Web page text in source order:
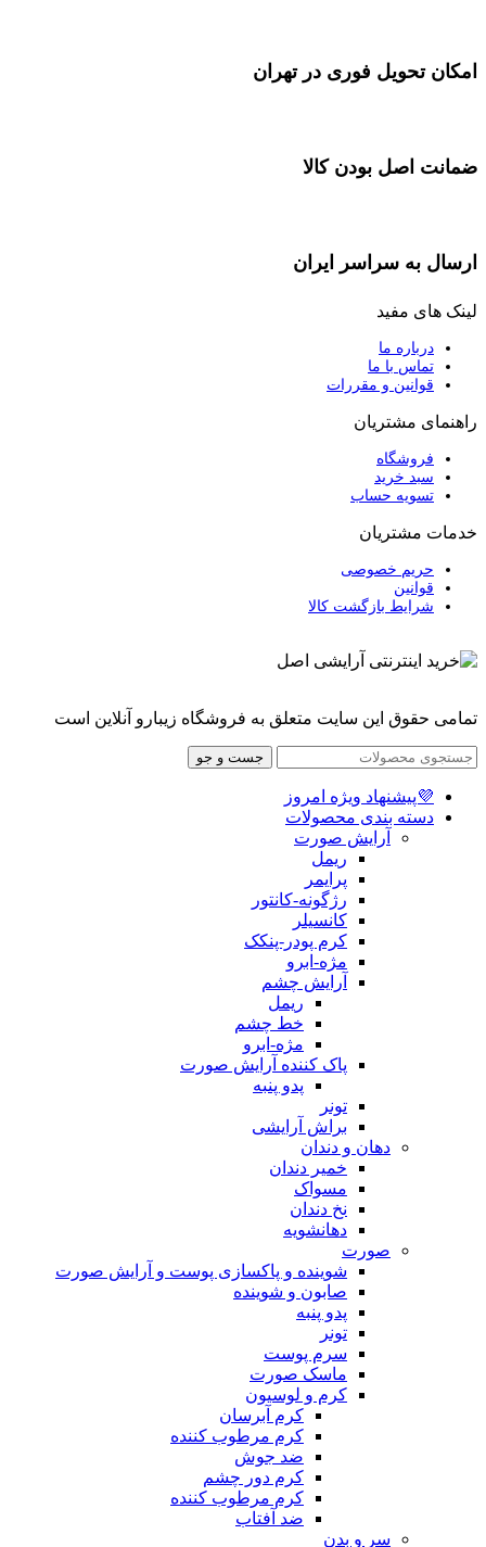
امکان تحویل فوری در تهران
ضمانت اصل بودن کالا
ارسال به سراسر ایران
لینک های مفید
درباره ما
تماس با ما
قوانین و مقررات
راهنمای مشتریان
فروشگاه
سبد خرید
تسویه حساب
خدمات مشتریان
حریم خصوصی
قوانین
شرایط بازگشت کالا
تمامی حقوق این سایت متعلق به فروشگاه زیبارو آنلاین است
جست و جو
💜پیشنهاد ویژه امروز
دسته بندی محصولات
آرایش صورت
ریمل
پرایمر
رژگونه-کانتور
کانسیلر
کرم پودر-پنکک
مژه-ابرو
آرایش چشم
ریمل
خط چشم
مژه-ابرو
پاک کننده آرایش صورت
پدو پنبه
تونر
براش آرایشی
دهان و دندان
خمیر دندان
مسواک
نخ دندان
دهانشویه
صورت
شوینده و پاکسازی پوست و آرایش صورت
صابون و شوینده
پدو پنبه
تونر
سرم پوست
ماسک صورت
کرم و لوسیون
کرم آبرسان
کرم مرطوب کننده
ضد جوش
کرم دور چشم
کرم مرطوب کننده
ضد آفتاب
سر و بدن